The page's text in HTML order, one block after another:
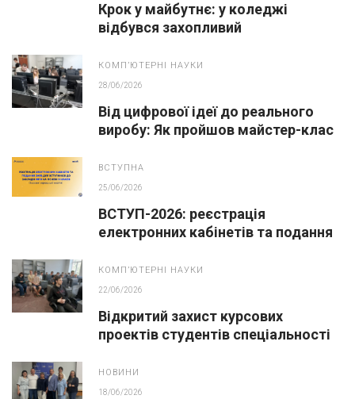
Крок у майбутнє: у коледжі
відбувся захопливий
абітурієнтів
КОМПʼЮТЕРНІ НАУКИ
28/06/2026
Від цифрової ідеї до реального
виробу: Як пройшов майстер-клас
ВСТУПНА
25/06/2026
ВСТУП-2026: реєстрація
електронних кабінетів та подання
класів
КОМПʼЮТЕРНІ НАУКИ
22/06/2026
Відкритий захист курсових
проектів студентів спеціальності
НОВИНИ
18/06/2026